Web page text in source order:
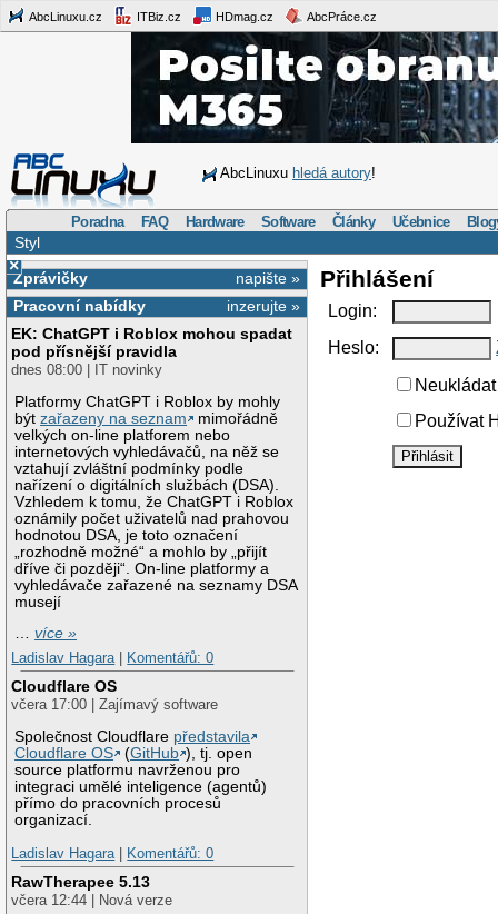
AbcLinuxu.cz ITBiz.cz HDmag.cz AbcPráce.cz
AbcLinuxu hledá autory!
Poradna FAQ Hardware Software Články Učebnice
Styl
×
napište »
Zprávičky
inzerujte »
Pracovní nabídky
EK: ChatGPT i Roblox mohou spadat
pod přísnější pravidla
dnes 08:00 | IT novinky
Platformy ChatGPT i Roblox by mohly
býtzařazeny na seznam
mimořádně
velkých on-line platforem nebo
internetových vyhledávačů, na něž se
vztahují zvláštní podmínky podle
nařízení o digitálních službách (DSA).
Vzhledem k tomu, že ChatGPT i Roblox
oznámily počet uživatelů nad prahovou
hodnotou DSA, je toto označení
„rozhodně možné“ a mohlo by „přijít
dříve či později“. On-line platformy a
vyhledávače zařazené na seznamy DSA
musejí
…více »
Ladislav Hagara
Komentářů: 0
Cloudflare OS
včera 17:00 | Zajímavý software
Společnost Cloudflare představila
Cloudflare OS
(GitHub ), tj. open
source platformu navrženou pro
integraci umělé inteligence (agentů)
přímo do pracovních procesů
organizací.
Ladislav Hagara
Komentářů: 0
RawTherapee 5.13
včera 12:44 | Nová verze
Přihlášení
Login:
Heslo:
Používat